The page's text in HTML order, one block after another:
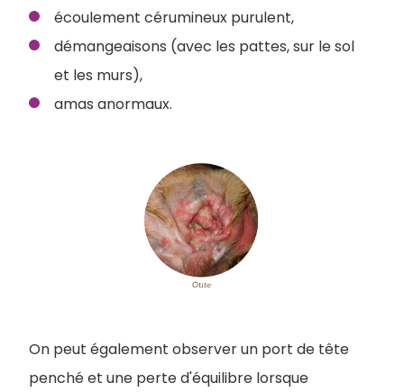
écoulement cérumineux purulent,
démangeaisons (avec les pattes, sur le sol
et les murs),
amas anormaux.
On peut également observer un port de tête
penché et une perte d'équilibre lorsque